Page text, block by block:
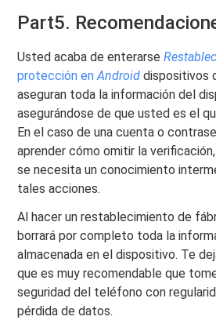
Part5.
Usted acaba de enterarse
protección enAndroid dispositivos
aseguran toda la información del
asegurándose de que usted es el
En el caso de una cuenta o
aprender cómo omitir la
se necesita un conocimiento
tales acciones.
Al hacer un restablecimiento de
borrará por completo toda la
almacenada en el dispositivo. Te
que es muy recomendable que
seguridad del teléfono con
pérdida de datos.